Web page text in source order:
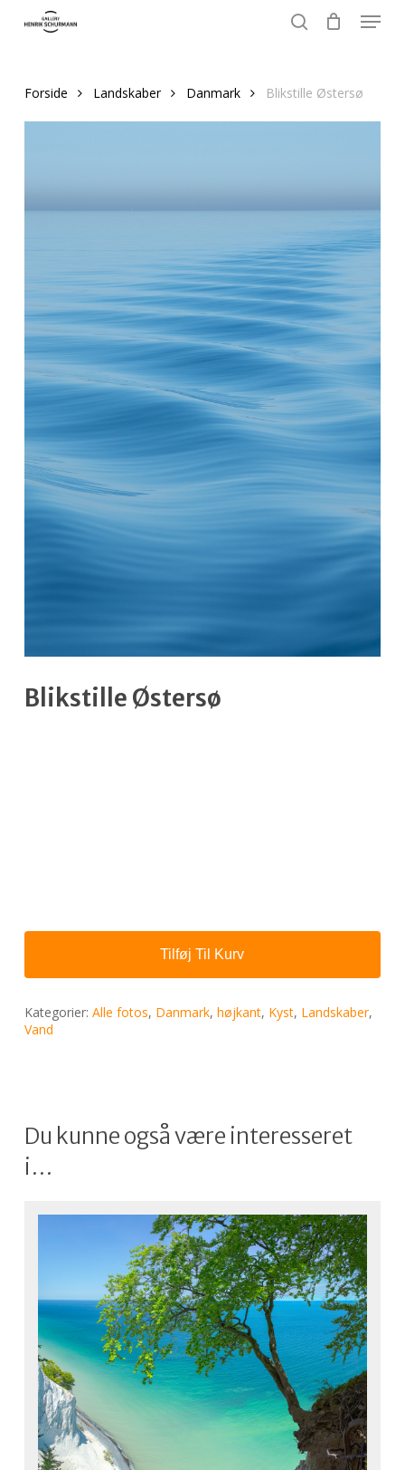
Menu
Forside Landskaber Danmark Blikstille Østersø
Blikstille Østersø
Tilføj Til Kurv
Kategorier: Alle fotos, Danmark, højkant, Kyst, Landskaber,
Vand
Du kunne også være interesseret
i…